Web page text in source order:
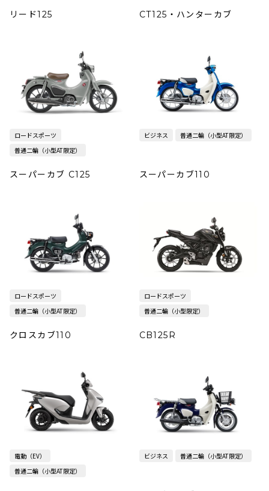
リード125 CT125・ハンターカブ
ロードスポーツ
普通二輪（小型AT限定）
スーパーカブ C125
ビジネス 普通二輪（小型AT限定）
スーパーカブ110
ロードスポーツ
普通二輪（小型AT限定）
クロスカブ110
ロードスポーツ
普通二輪（小型限定）
CB125R
電動（EV）
普通二輪（小型AT限定）
ビジネス 普通二輪（小型AT限定）